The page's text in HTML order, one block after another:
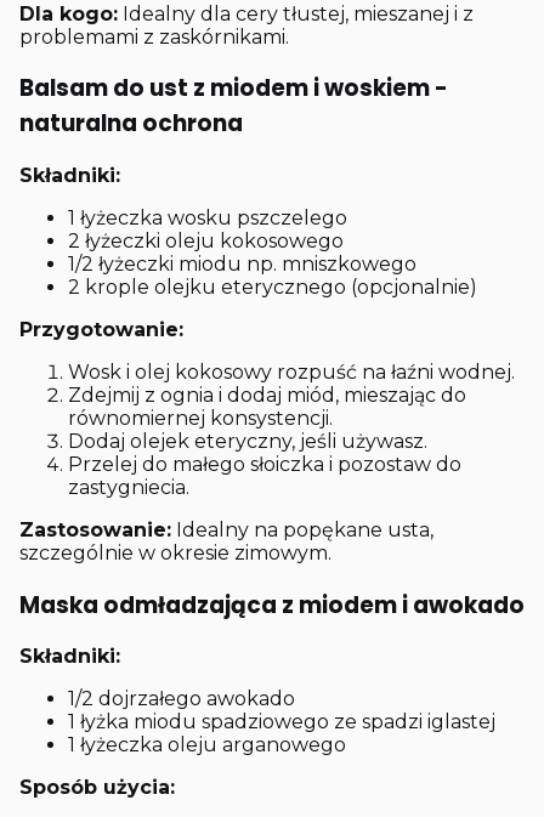
Dla kogo: Idealny dla cery tłustej, mieszanej i z
problemami z zaskórnikami.
Balsam do ust z miodem i woskiem -
naturalna ochrona
Składniki:
1 łyżeczka wosku pszczelego
2 łyżeczki oleju kokosowego
1/2 łyżeczki miodu np. mniszkowego
2 krople olejku eterycznego (opcjonalnie)
Przygotowanie:
Wosk i olej kokosowy rozpuść na łaźni wodnej.
Zdejmij z ognia i dodaj miód, mieszając do
równomiernej konsystencji.
Dodaj olejek eteryczny, jeśli używasz.
Przelej do małego słoiczka i pozostaw do
zastygniecia.
Zastosowanie: Idealny na popękane usta,
szczególnie w okresie zimowym.
Maska odmładzająca z miodem i awokado
Składniki:
1/2 dojrzałego awokado
1 łyżka miodu spadziowego ze spadzi iglastej
1 łyżeczka oleju arganowego
Sposób użycia: